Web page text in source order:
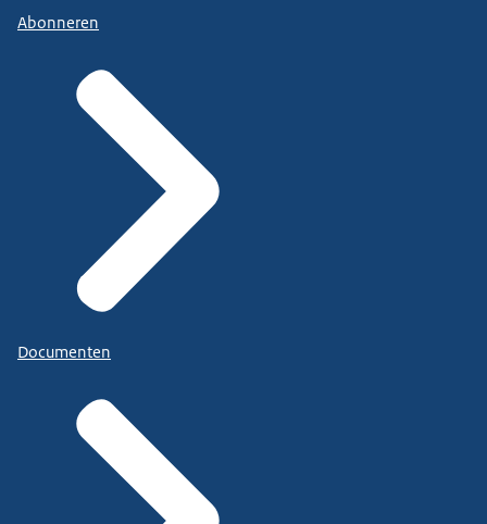
Abonneren
Documenten